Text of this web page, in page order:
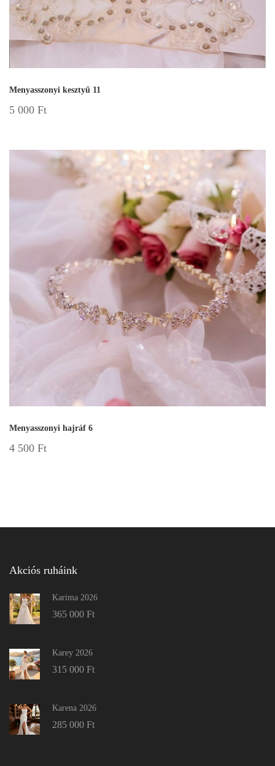
Menyasszonyi kesztyű 11
5 000 Ft
Menyasszonyi hajráf 6
4 500 Ft
Akciós ruháink
Karima 2026
365 000 Ft
Karey 2026
315 000 Ft
Karena 2026
285 000 Ft